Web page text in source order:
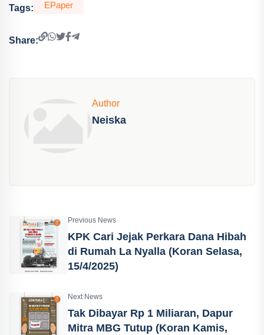
Tags: EPaper
Share:
Author
Neiska
Previous News
KPK Cari Jejak Perkara Dana Hibah
di Rumah La Nyalla (Koran Selasa,
15/4/2025)
Next News
Tak Dibayar Rp 1 Miliaran, Dapur
Mitra MBG Tutup (Koran Kamis,